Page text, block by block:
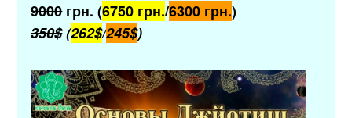
9000грн. (6750 грн./6300 грн.)
350$(262$/245$)